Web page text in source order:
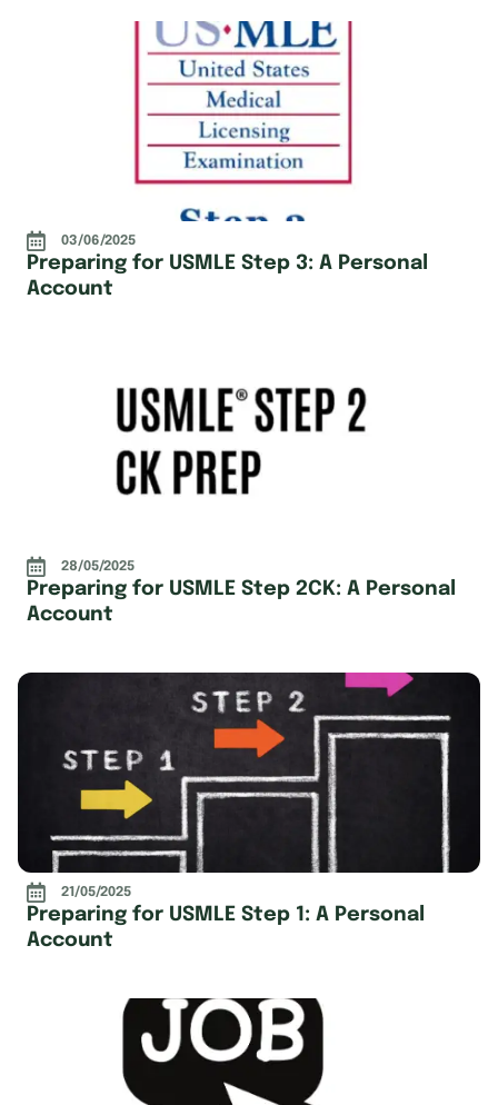
03/06/2025
Preparing for USMLE Step 3: A Personal
Account
28/05/2025
Preparing for USMLE Step 2CK: A Personal
Account
21/05/2025
Preparing for USMLE Step 1: A Personal
Account